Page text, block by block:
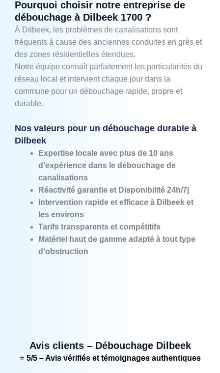
Pourquoi choisir notre entreprise de
débouchage à Dilbeek 1700 ?
À Dilbeek, les problèmes de canalisations sont
fréquents à cause des anciennes conduites en grès et
des zones résidentielles étendues.
Notre équipe connaît parfaitement les particularités du
réseau local et intervient chaque jour dans la
commune pour un débouchage rapide, propre et
durable.
Nos valeurs pour un débouchage durable à
Dilbeek
Expertise locale avec plus de 10 ans
d’expérience dans le débouchage de
canalisations
Réactivité garantie et Disponibilité 24h/7j
Intervention rapide et efficace à Dilbeek et
les environs
Tarifs transparents et compétitifs
Matériel haut de gamme adapté à tout type
d’obstruction
Avis clients – Débouchage Dilbeek
⭐ 5/5 –Avis vérifiés et témoignages authentiques